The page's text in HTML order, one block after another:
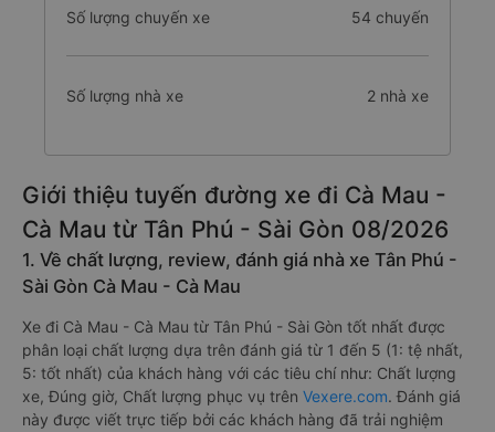
Số lượng chuyến xe 54 chuyến
Số lượng nhà xe 2 nhà xe
Giới thiệu tuyến đường xe đi Cà Mau -
Cà Mau từ Tân Phú - Sài Gòn 08/2026
1. Về chất lượng, review, đánh giá nhà xe Tân Phú -
Sài Gòn Cà Mau - Cà Mau
Xe đi Cà Mau - Cà Mau từ Tân Phú - Sài Gòn tốt nhất được
phân loại chất lượng dựa trên đánh giá từ 1 đến 5 (1: tệ nhất,
5: tốt nhất) của khách hàng với các tiêu chí như: Chất lượng
xe, Đúng giờ, Chất lượng phục vụ trên Vexere.com. Đánh giá
này được viết trực tiếp bởi các khách hàng đã trải nghiệm